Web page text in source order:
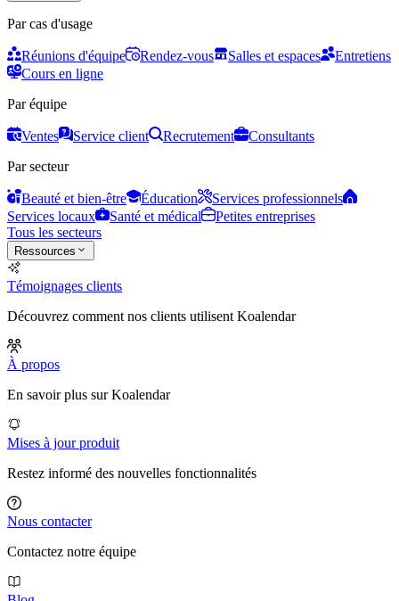
Par cas d'usage
Réunions d'équipe Rendez-vous Salles et espaces
Entretiens
Cours en ligne
Par équipe
Ventes Service client Recrutement
Consultants
Par secteur
Beauté et bien-être Éducation
Services professionnels
Services locaux
Santé et médical
Petites entreprises
Tous les secteurs
Ressources
Témoignages clients
Découvrez comment nos clients utilisent Koalendar
À propos
En savoir plus sur Koalendar
Mises à jour produit
Restez informé des nouvelles fonctionnalités
Nous contacter
Contactez notre équipe